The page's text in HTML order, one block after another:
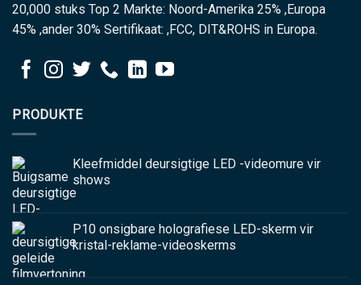
20,000 stuks Top 2 Markte: Noord-Amerika 25% ,Europa
45% ,ander 30% Sertifikaat: ,FCC, DIT&ROHS in Europa.
PRODUKTE
Kleefmiddel deursigtige LED -videomure vir
shows
P10 onsigbare holografiese LED-skerm vir
kristal-reklame-videoskerms